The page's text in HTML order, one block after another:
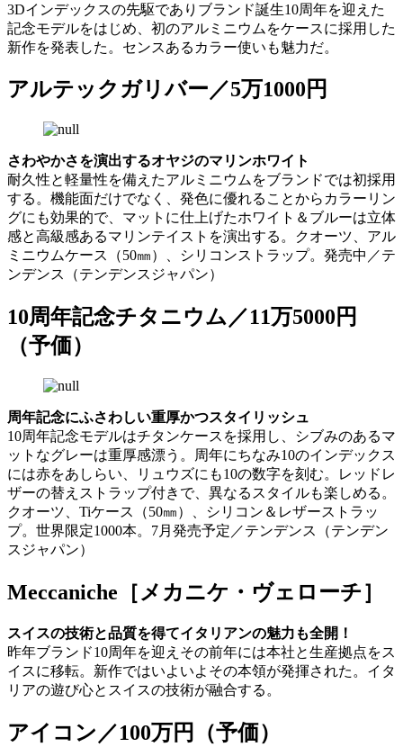
3Dインデックスの先駆でありブランド誕生10周年を迎えた
記念モデルをはじめ、初のアルミニウムをケースに採用した
新作を発表した。センスあるカラー使いも魅力だ。
アルテックガリバー／5万1000円
さわやかさを演出するオヤジのマリンホワイト
耐久性と軽量性を備えたアルミニウムをブランドでは初採用
する。機能面だけでなく、発色に優れることからカラーリン
グにも効果的で、マットに仕上げたホワイト＆ブルーは立体
感と高級感あるマリンテイストを演出する。クオーツ、アル
ミニウムケース（50㎜）、シリコンストラップ。発売中／テ
ンデンス（テンデンスジャパン）
10周年記念チタニウム／11万5000円
（予価）
周年記念にふさわしい重厚かつスタイリッシュ
10周年記念モデルはチタンケースを採用し、シブみのあるマ
ットなグレーは重厚感漂う。周年にちなみ10のインデックス
には赤をあしらい、リュウズにも10の数字を刻む。レッドレ
ザーの替えストラップ付きで、異なるスタイルも楽しめる。
クオーツ、Tiケース（50㎜）、シリコン＆レザーストラッ
プ。世界限定1000本。7月発売予定／テンデンス（テンデン
スジャパン）
Meccaniche［メカニケ・ヴェローチ］
スイスの技術と品質を得てイタリアンの魅力も全開！
昨年ブランド10周年を迎えその前年には本社と生産拠点をス
イスに移転。新作ではいよいよその本領が発揮された。イタ
リアの遊び心とスイスの技術が融合する。
アイコン／100万円（予価）